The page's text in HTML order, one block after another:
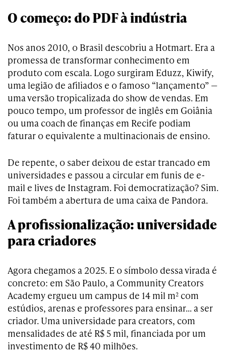
O começo: do PDF à indústria
Nos anos 2010, o Brasil descobriu a Hotmart. Era a
promessa de transformar conhecimento em
produto com escala. Logo surgiram Eduzz, Kiwify,
uma legião de afiliados e o famoso “lançamento” —
uma versão tropicalizada do show de vendas. Em
pouco tempo, um professor de inglês em Goiânia
ou uma coach de finanças em Recife podiam
faturar o equivalente a multinacionais de ensino.
De repente, o saber deixou de estar trancado em
universidades e passou a circular em funis de e-
mail e lives de Instagram. Foi democratização? Sim.
Foi também a abertura de uma caixa de Pandora.
A profissionalização: universidade
para criadores
Agora chegamos a 2025. E o símbolo dessa virada é
concreto: em São Paulo, a Community Creators
Academy ergueu um campus de 14 mil m² com
estúdios, arenas e professores para ensinar… a ser
criador. Uma universidade para creators, com
mensalidades de até R$ 5 mil, financiada por um
investimento de R$ 40 milhões.